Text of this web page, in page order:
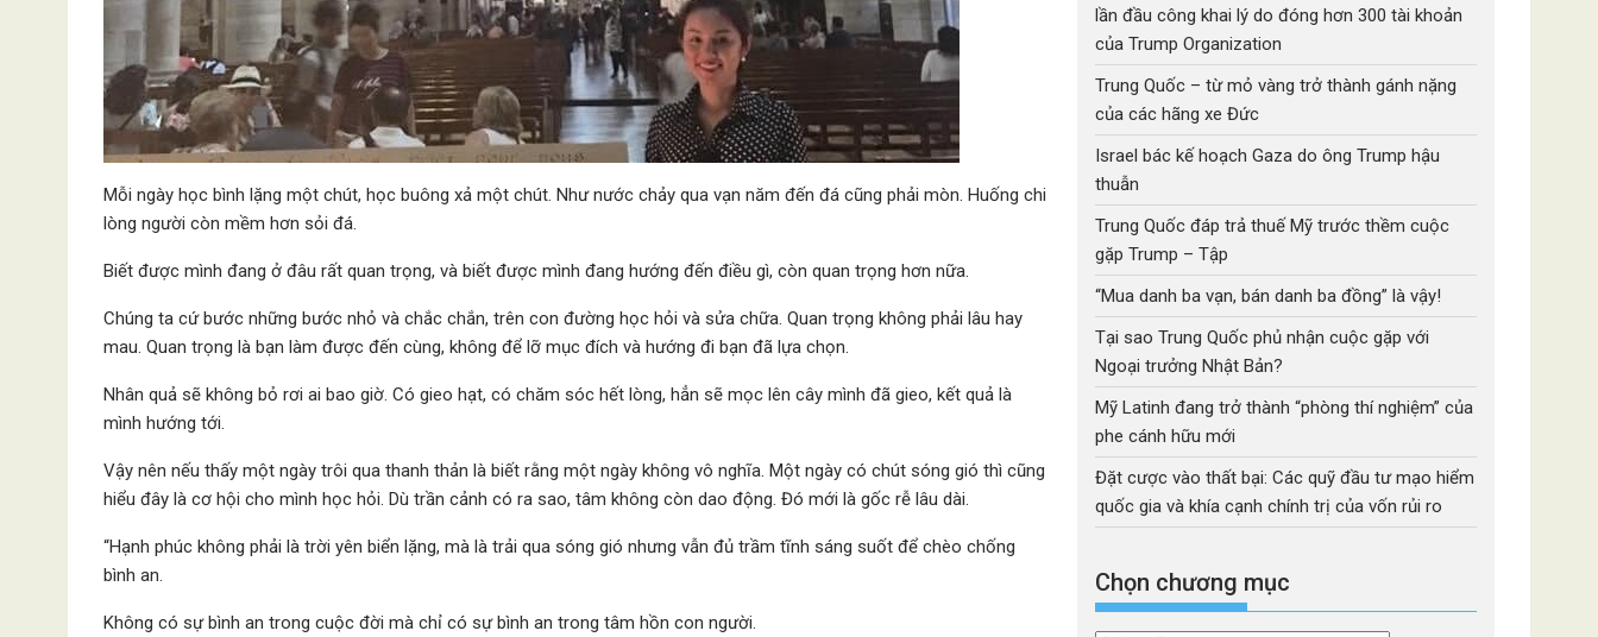
Mỗi ngày học bình lặng một chút, học buông xả một chút. Như nước chảy qua vạn năm đến đá cũng phải mòn. Huống chi
lòng người còn mềm hơn sỏi đá.
Biết được mình đang ở đâu rất quan trọng, và biết được mình đang hướng đến điều gì, còn quan trọng hơn nữa.
Chúng ta cứ bước những bước nhỏ và chắc chắn, trên con đường học hỏi và sửa chữa. Quan trọng không phải lâu hay
mau. Quan trọng là bạn làm được đến cùng, không để lỡ mục đích và hướng đi bạn đã lựa chọn.
Nhân quả sẽ không bỏ rơi ai bao giờ. Có gieo hạt, có chăm sóc hết lòng, hẳn sẽ mọc lên cây mình đã gieo, kết quả là
mình hướng tới.
Vậy nên nếu thấy một ngày trôi qua thanh thản là biết rằng một ngày không vô nghĩa. Một ngày có chút sóng gió thì cũng
hiểu đây là cơ hội cho mình học hỏi. Dù trần cảnh có ra sao, tâm không còn dao động. Đó mới là gốc rễ lâu dài.
“Hạnh phúc không phải là trời yên biển lặng, mà là trải qua sóng gió nhưng vẫn đủ trầm tĩnh sáng suốt để chèo chống
bình an.
Không có sự bình an trong cuộc đời mà chỉ có sự bình an trong tâm hồn con người.
lần đầu công khai lý do đóng hơn 300 tài khoản
của Trump Organization
Trung Quốc – từ mỏ vàng trở thành gánh nặng
của các hãng xe Đức
Israel bác kế hoạch Gaza do ông Trump hậu
thuẫn
Trung Quốc đáp trả thuế Mỹ trước thềm cuộc
gặp Trump – Tập
“Mua danh ba vạn, bán danh ba đồng” là vậy!
Tại sao Trung Quốc phủ nhận cuộc gặp với
Ngoại trưởng Nhật Bản?
Mỹ Latinh đang trở thành “phòng thí nghiệm” của
phe cánh hữu mới
Đặt cược vào thất bại: Các quỹ đầu tư mạo hiểm
quốc gia và khía cạnh chính trị của vốn rủi ro
Chọn chương mục